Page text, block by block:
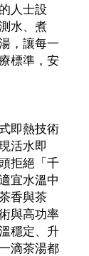
人士設
水、煮
，讓每一
標準，安
即熱技術
活水即
拒絕「千
宜水溫中
香與茶
與高功率
穩定、升
滴茶湯都